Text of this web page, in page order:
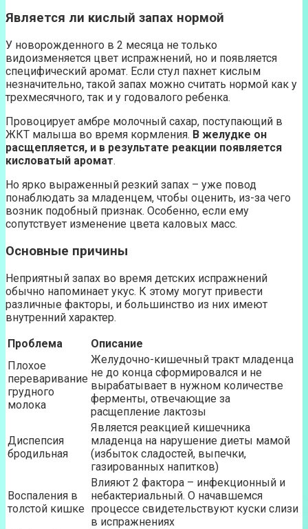
Является ли кислый запах нормой
У новорожденного в 2 месяца не только
видоизменяется цвет испражнений, но и появляется
специфический аромат. Если стул пахнет кислым
незначительно, такой запах можно считать нормой как у
трехмесячного, так и у годовалого ребенка.
Провоцирует амбре молочный сахар, поступающий в
ЖКТ малыша во время кормления. В желудке он
расщепляется, и в результате реакции появляется
кисловатый аромат.
Но ярко выраженный резкий запах – уже повод
понаблюдать за младенцем, чтобы оценить, из-за чего
возник подобный признак. Особенно, если ему
сопутствует изменение цвета каловых масс.
Основные причины
Неприятный запах во время детских испражнений
обычно напоминает укус. К этому могут привести
различные факторы, и большинство из них имеют
внутренний характер.
Проблема
Описание
Плохое
переваривание
грудного
молока
Желудочно-кишечный тракт младенца
не до конца сформировался и не
вырабатывает в нужном количестве
ферменты, отвечающие за
расщепление лактозы
Диспепсия
бродильная
Является реакцией кишечника
младенца на нарушение диеты мамой
(избыток сладостей, выпечки,
газированных напитков)
Воспаления в
толстой кишке
Влияют 2 фактора – инфекционный и
небактериальный. О начавшемся
процессе свидетельствуют куски слизи
в испражнениях